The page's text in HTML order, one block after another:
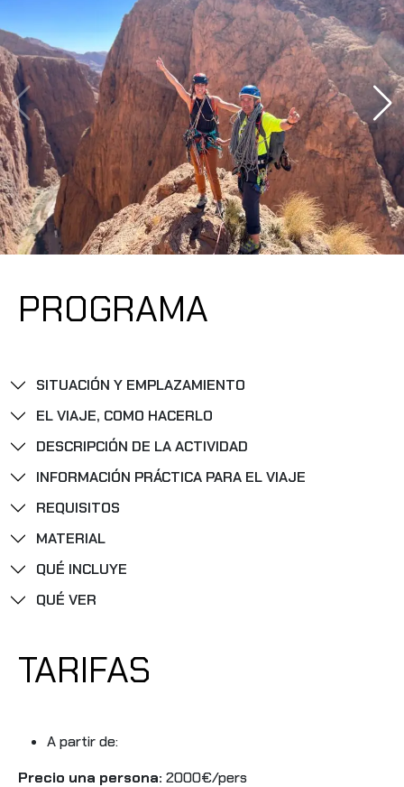
PROGRAMA
SITUACIÓN Y EMPLAZAMIENTO
EL VIAJE, COMO HACERLO
DESCRIPCIÓN DE LA ACTIVIDAD
INFORMACIÓN PRÁCTICA PARA EL VIAJE
REQUISITOS
MATERIAL
QUÉ INCLUYE
QUÉ VER
TARIFAS
A partir de:
Precio una persona: 2000€/pers